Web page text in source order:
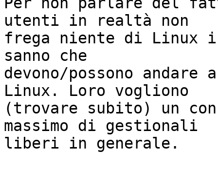
utenti in realtà non
frega niente di Linux
sanno che
devono/possono
Linux. Loro vogliono
(trovare subito) un
massimo di gestionali
liberi in generale.